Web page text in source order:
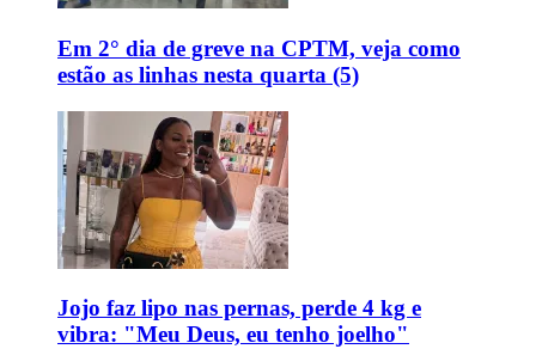
Em 2° dia de greve na CPTM, veja como
estão as linhas nesta quarta (5)
Jojo faz lipo nas pernas, perde 4 kg e
vibra: "Meu Deus, eu tenho joelho"